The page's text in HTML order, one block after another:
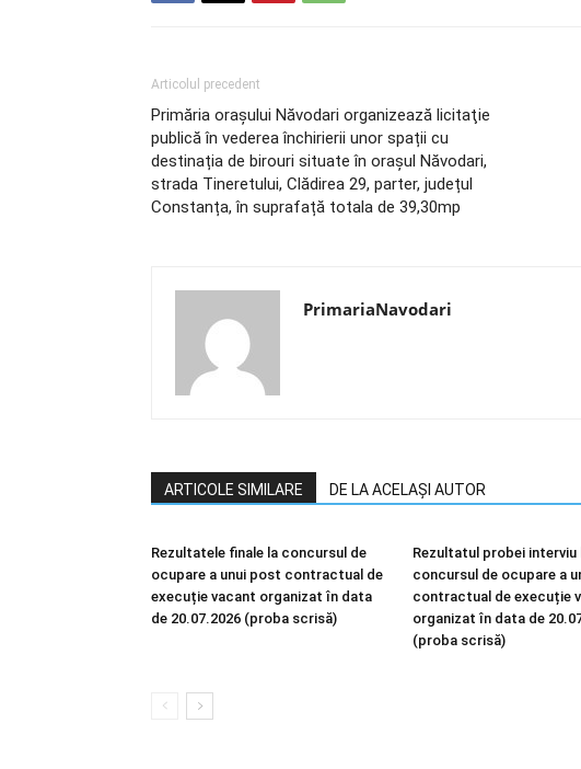
Articolul precedent
Primăria orașului Năvodari organizează licitaţie
publică în vederea închirierii unor spații cu
destinația de birouri situate în orașul Năvodari,
strada Tineretului, Clădirea 29, parter, județul
Constanța, în suprafață totala de 39,30mp
PrimariaNavodari
ARTICOLE SIMILARE DE LA ACELAȘI AUTOR
Rezultatele finale la concursul de
ocupare a unui post contractual de
execuție vacant organizat în data
de 20.07.2026 (proba scrisă)
Rezultatul probei interviu
concursul de ocupare a
contractual de execuție
organizat în data de
(proba scrisă)